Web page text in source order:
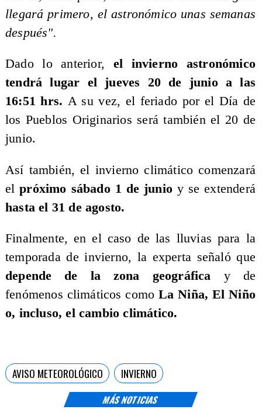
MÁS NOTICIAS
llegará primero, el astronómico unas semanas
después".
Dado lo anterior, el invierno astronómico
tendrá lugar el jueves 20 de junio a las
16:51 hrs. A su vez, el feriado por el Día de
los Pueblos Originarios será también el 20 de
junio.
Así también, el invierno climático comenzará
el próximo sábado 1 de junio y se extenderá
hasta el 31 de agosto.
Finalmente, en el caso de las lluvias para la
temporada de invierno, la experta señaló que
depende de la zona geográfica y de
fenómenos climáticos comoLa Niña, El Niño
o, incluso, el cambio climático.
AVISO METEOROLÓGICO INVIERNO